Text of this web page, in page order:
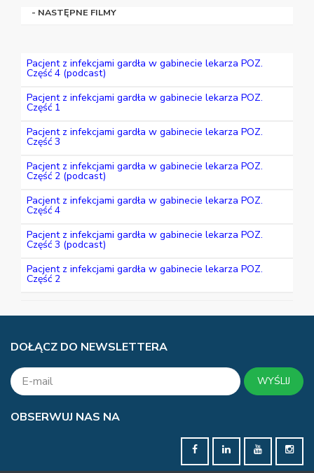
- NASTĘPNE FILMY
Pacjent z infekcjami gardła w gabinecie lekarza POZ.
Część 4 (podcast)
Pacjent z infekcjami gardła w gabinecie lekarza POZ.
Część 1
Pacjent z infekcjami gardła w gabinecie lekarza POZ.
Część 3
Pacjent z infekcjami gardła w gabinecie lekarza POZ.
Część 2 (podcast)
Pacjent z infekcjami gardła w gabinecie lekarza POZ.
Część 4
Pacjent z infekcjami gardła w gabinecie lekarza POZ.
Część 3 (podcast)
Pacjent z infekcjami gardła w gabinecie lekarza POZ.
Część 2
DOŁĄCZ DO NEWSLETTERA
WYŚLIJ
OBSERWUJ NAS NA